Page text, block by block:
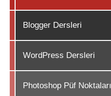
Blogger Dersleri
WordPress Dersleri
Photoshop Püf Noktaları